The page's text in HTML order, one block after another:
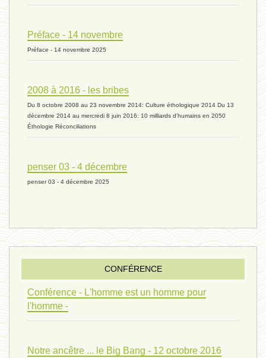
univers 11 - 28 mars 2024*
penser 01 - 9 février 2024 *
univers 09 V4 - 26 janvier 2024 *
Préface - 14 novembre
Préface - 14 novembre 2025
2008 à 2016 - les bribes
Du 8 octobre 2008 au 23 novembre 2014: Culture éthologique 2014 Du 13
décembre 2014 au mercredi 8 juin 2016: 10 milliards d'humains en 2050
Éthologie Réconciliations
penser 03 - 4 décembre
penser 03 - 4 décembre 2025
CONFÉRENCE
Conférence - L'homme est un homme pour
l'homme -
Notre ancêtre ... le Big Bang - 12 octobre 2016